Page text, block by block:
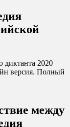
диктанта 2020
версия. Полный
между